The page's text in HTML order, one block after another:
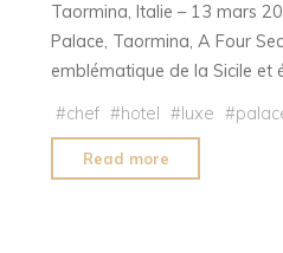
Taormina, Italie – 13 mars
Palace, Taormina, A Four
emblématique de la Sicile et
#chef #hotel #luxe #
Read more
Domenico